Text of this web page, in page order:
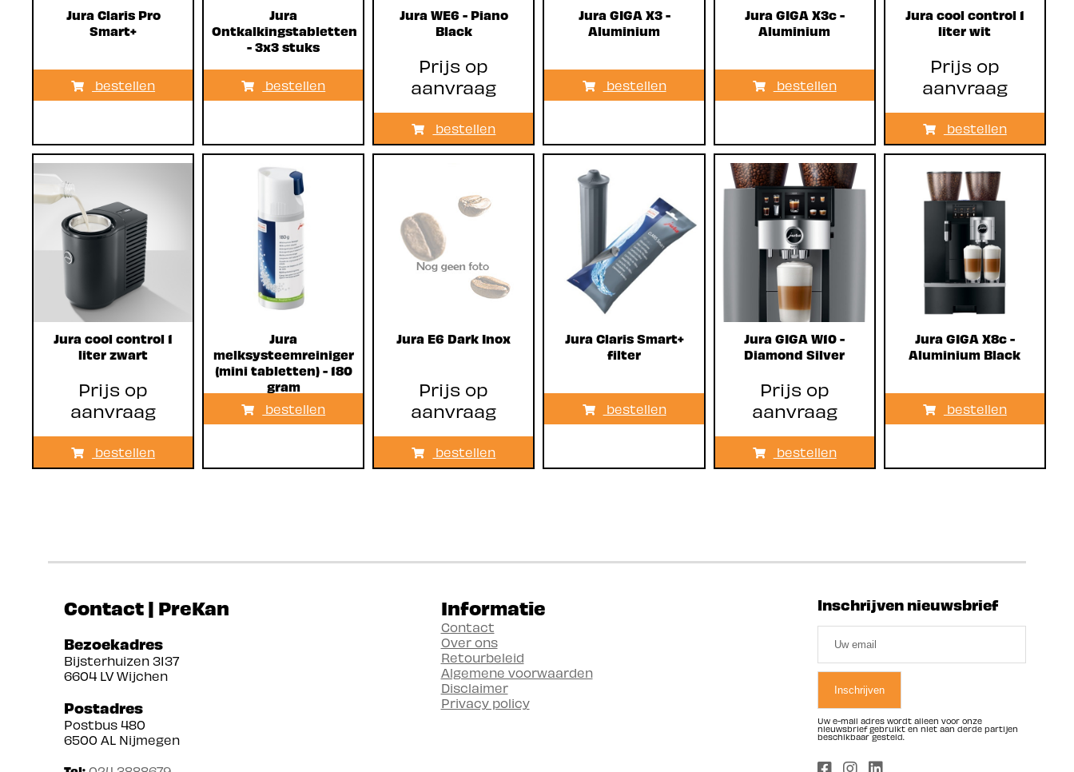
Jura Claris Pro
Smart+
bestellen
Jura
Ontkalkingstabletten
- 3x3 stuks
bestellen
Jura WE6 - Piano
Black
Prijs op
aanvraag
bestellen
Jura GIGA X3 -
Aluminium
bestellen
Jura GIGA X3c -
Aluminium
bestellen
Jura cool control 1
liter wit
Prijs op
aanvraag
bestellen
Jura cool control 1
liter zwart
Prijs op
aanvraag
bestellen
Jura
melksysteemreiniger
(mini tabletten) - 180
gram
bestellen
Jura E6 Dark Inox
Prijs op
aanvraag
bestellen
Jura Claris Smart+
filter
bestellen
Jura GIGA W10 -
Diamond Silver
Prijs op
aanvraag
bestellen
Jura GIGA X8c -
Aluminium Black
bestellen
Contact | PreKan
Bezoekadres
Bijsterhuizen 3137
6604 LV Wijchen
Postadres
Postbus 480
6500 AL Nijmegen
Informatie
Contact
Over ons
Retourbeleid
Algemene voorwaarden
Disclaimer
Privacy policy
Inschrijven nieuwsbrief
Uw e-mail adres wordt alleen voor onze
nieuwsbrief gebruikt en niet aan derde partijen
beschikbaar gesteld.